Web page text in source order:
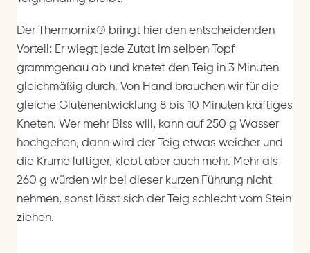
Der Thermomix® bringt hier den entscheidenden
Vorteil: Er wiegt jede Zutat im selben Topf
grammgenau ab und knetet den Teig in 3 Minuten
gleichmäßig durch. Von Hand brauchen wir für die
gleiche Glutenentwicklung 8 bis 10 Minuten kräftiges
Kneten. Wer mehr Biss will, kann auf 250 g Wasser
hochgehen, dann wird der Teig etwas weicher und
die Krume luftiger, klebt aber auch mehr. Mehr als
260 g würden wir bei dieser kurzen Führung nicht
nehmen, sonst lässt sich der Teig schlecht vom Stein
ziehen.